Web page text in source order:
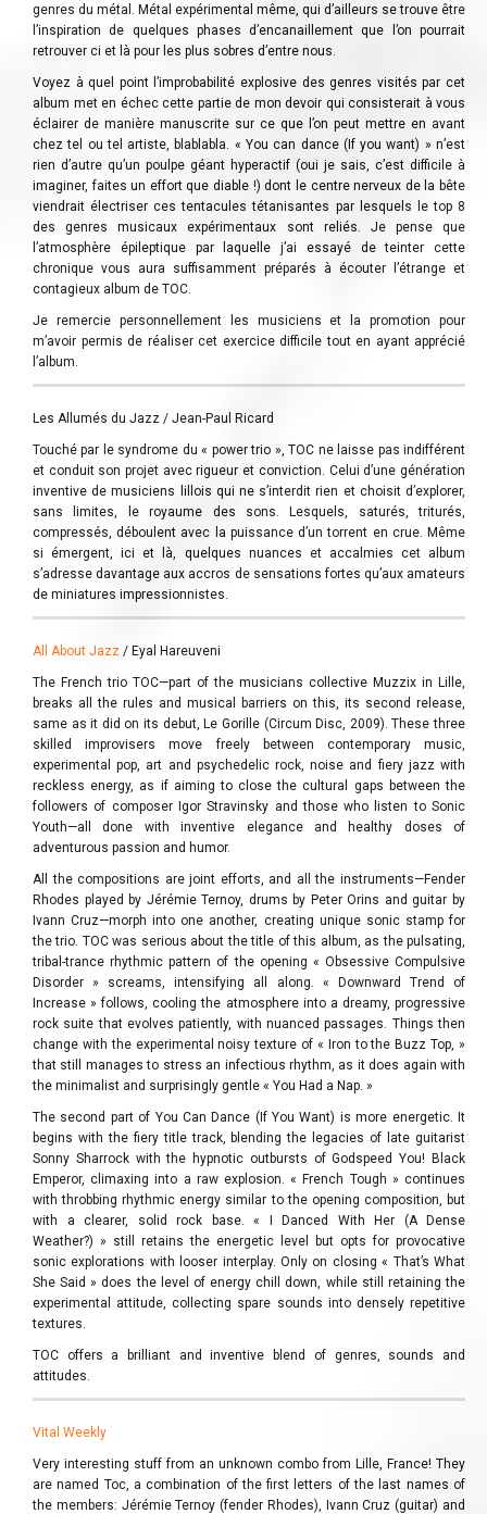
genres du métal. Métal expérimental même, qui d’ailleurs se trouve être
l’inspiration de quelques phases d’encanaillement que l’on pourrait
retrouver ci et là pour les plus sobres d’entre nous.
Voyez à quel point l’improbabilité explosive des genres visités par cet
album met en échec cette partie de mon devoir qui consisterait à vous
éclairer de manière manuscrite sur ce que l’on peut mettre en avant
chez tel ou tel artiste, blablabla. « You can dance (If you want) » n’est
rien d’autre qu’un poulpe géant hyperactif (oui je sais, c’est difficile à
imaginer, faites un effort que diable !) dont le centre nerveux de la bête
viendrait électriser ces tentacules tétanisantes par lesquels le top 8
des genres musicaux expérimentaux sont reliés. Je pense que
l’atmosphère épileptique par laquelle j’ai essayé de teinter cette
chronique vous aura suffisamment préparés à écouter l’étrange et
contagieux album de TOC.
Je remercie personnellement les musiciens et la promotion pour
m’avoir permis de réaliser cet exercice difficile tout en ayant apprécié
l’album.
Les Allumés du Jazz / Jean-Paul Ricard
Touché par le syndrome du « power trio », TOC ne laisse pas indifférent
et conduit son projet avec rigueur et conviction. Celui d’une génération
inventive de musiciens lillois qui ne s’interdit rien et choisit d’explorer,
sans limites, le royaume des sons. Lesquels, saturés, triturés,
compressés, déboulent avec la puissance d’un torrent en crue. Même
si émergent, ici et là, quelques nuances et accalmies cet album
s’adresse davantage aux accros de sensations fortes qu’aux amateurs
de miniatures impressionnistes.
All About Jazz / Eyal Hareuveni
The French trio TOC—part of the musicians collective Muzzix in Lille,
breaks all the rules and musical barriers on this, its second release,
same as it did on its debut, Le Gorille (Circum Disc, 2009). These three
skilled improvisers move freely between contemporary music,
experimental pop, art and psychedelic rock, noise and fiery jazz with
reckless energy, as if aiming to close the cultural gaps between the
followers of composer Igor Stravinsky and those who listen to Sonic
Youth—all done with inventive elegance and healthy doses of
adventurous passion and humor.
All the compositions are joint efforts, and all the instruments—Fender
Rhodes played by Jérémie Ternoy, drums by Peter Orins and guitar by
Ivann Cruz—morph into one another, creating unique sonic stamp for
the trio. TOC was serious about the title of this album, as the pulsating,
tribal-trance rhythmic pattern of the opening « Obsessive Compulsive
Disorder » screams, intensifying all along. « Downward Trend of
Increase » follows, cooling the atmosphere into a dreamy, progressive
rock suite that evolves patiently, with nuanced passages. Things then
change with the experimental noisy texture of « Iron to the Buzz Top, »
that still manages to stress an infectious rhythm, as it does again with
the minimalist and surprisingly gentle « You Had a Nap. »
The second part of You Can Dance (If You Want) is more energetic. It
begins with the fiery title track, blending the legacies of late guitarist
Sonny Sharrock with the hypnotic outbursts of Godspeed You! Black
Emperor, climaxing into a raw explosion. « French Tough » continues
with throbbing rhythmic energy similar to the opening composition, but
with a clearer, solid rock base. « I Danced With Her (A Dense
Weather?) » still retains the energetic level but opts for provocative
sonic explorations with looser interplay. Only on closing « That’s What
She Said » does the level of energy chill down, while still retaining the
experimental attitude, collecting spare sounds into densely repetitive
textures.
TOC offers a brilliant and inventive blend of genres, sounds and
attitudes.
Vital Weekly
Very interesting stuff from an unknown combo from Lille, France! They
are named Toc, a combination of the first letters of the last names of
the members: Jérémie Ternoy (fender Rhodes), Ivann Cruz (guitar) and